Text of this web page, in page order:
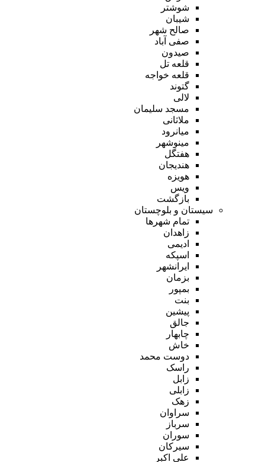
شوشتر
شیبان
صالح شهر
صفی آباد
صیدون
قلعه تل
قلعه خواجه
گتوند
لالی
مسجد سلیمان
ملاثانی
میانرود
مینوشهر
هفتگل
هندیجان
هویزه
ویس
بازگشت
سیستان و بلوچستان
تمام شهر‌ها
زاهدان
ادیمی
اسپکه
ایرانشهر
بزمان
بمپور
بنت
پیشین
جالق
چابهار
خاش
دوست محمد
راسک
زابل
زابلی
زهک
سراوان
سرباز
سوران
سیرکان
علی اکبر